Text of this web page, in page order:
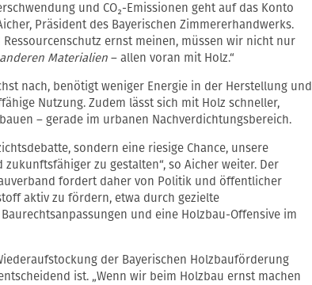
und CO₂-Emissionen geht auf das Konto
Präsident des Bayerischen Zimmererhandwerks.
ernst meinen, müssen wir nicht nur
Materialien– allen voran mit Holz.“
nach, benötigt weniger Energie in der Herstellung und
Nutzung. Zudem lässt sich mit Holz schneller,
– gerade im urbanen Nachverdichtungsbereich.
sondern eine riesige Chance, unsere
zu gestalten“, so Aicher weiter. Der
fordert daher von Politik und öffentlicher
aktiv zu fördern, etwa durch gezielte
und eine Holzbau-Offensive im
der Bayerischen Holzbauförderung
ist. „Wenn wir beim Holzbau ernst machen